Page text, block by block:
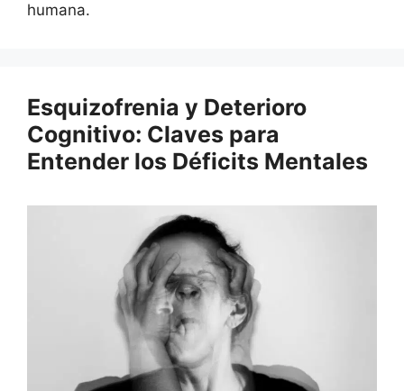
humana.
Esquizofrenia y Deterioro
Cognitivo: Claves para
Entender los Déficits Mentales